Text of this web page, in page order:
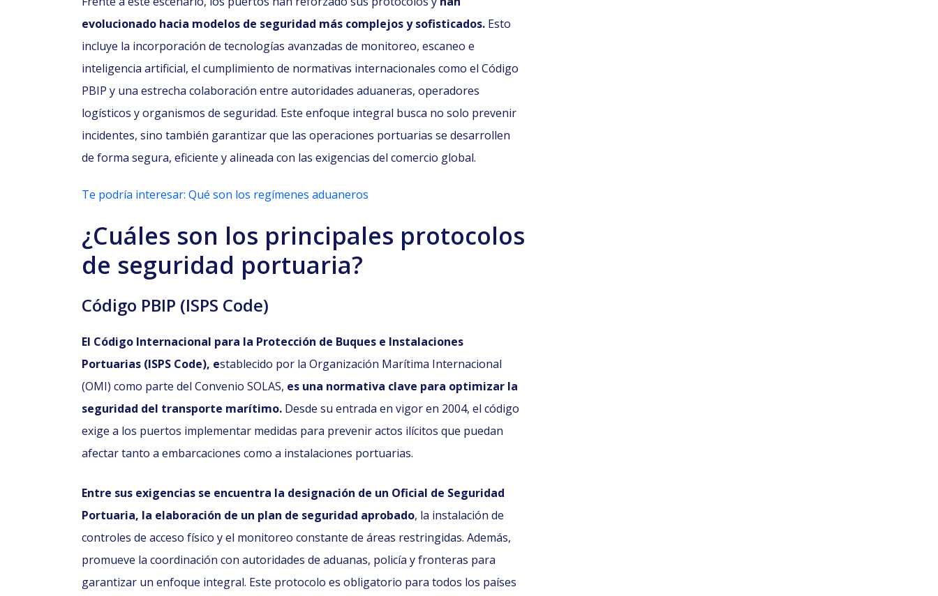
evolucionado hacia modelos de seguridad más complejos y sofisticados. Esto
incluye la incorporación de tecnologías avanzadas de monitoreo, escaneo e
inteligencia artificial, el cumplimiento de normativas internacionales como el Código
PBIP y una estrecha colaboración entre autoridades aduaneras, operadores
logísticos y organismos de seguridad. Este enfoque integral busca no solo prevenir
incidentes, sino también garantizar que las operaciones portuarias se desarrollen
de forma segura, eficiente y alineada con las exigencias del comercio global.
Te podría interesar: Qué son los regímenes aduaneros
¿Cuáles son los principales protocolos
de seguridad portuaria?
Código PBIP (ISPS Code)
El Código Internacional para la Protección de Buques e Instalaciones
Portuarias (ISPS Code), establecido por la Organización Marítima Internacional
(OMI) como parte del Convenio SOLAS, es una normativa clave para optimizar la
seguridad del transporte marítimo. Desde su entrada en vigor en 2004, el código
exige a los puertos implementar medidas para prevenir actos ilícitos que puedan
afectar tanto a embarcaciones como a instalaciones portuarias.
Entre sus exigencias se encuentra la designación de un Oficial de Seguridad
Portuaria, la elaboración de un plan de seguridad aprobado, la instalación de
controles de acceso físico y el monitoreo constante de áreas restringidas. Además,
promueve la coordinación con autoridades de aduanas, policía y fronteras para
garantizar un enfoque integral. Este protocolo es obligatorio para todos los países